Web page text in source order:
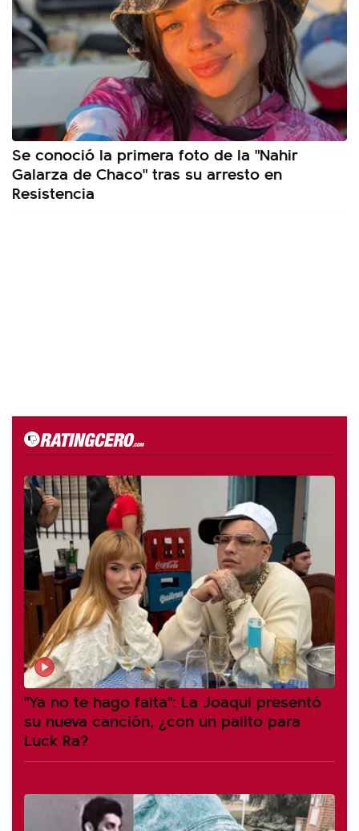
Se conoció la primera foto de la "Nahir
Galarza de Chaco" tras su arresto en
Resistencia
"Ya no te hago falta": La Joaqui presentó
su nueva canción, ¿con un palito para
Luck Ra?